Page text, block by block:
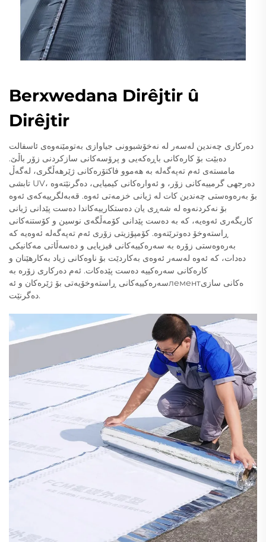
Berxwedana Dirêjtir û
Dirêjtir
دەرکاری چەندین لەسەر لە نەخۆشبوونی جیاوازی بەتومێنەوەی ئاسفالت
دەبێت بۆ کارەکانی باڕەکەیی و پرۆسەکانی سازکردنی زۆر باڵێ.
مامستەی ئەم تەپەگەلە بە هەموو فاکتۆرەکانی ژێرهەڵگری، لەگەڵ
تابشی UV، دەرجهی گرمییەکانی زۆر، و ئەوارەکانی کیمیایی، دەگرنێتەوە
بۆ بەرەوەستی چەندین کات لە ژیانی خزمەتی ئەوە. قەبەلگرییەکەی ئەوە
بۆ نەکردنەوە لە شەڕی یان دەستکارییەکاندا دەست پێدانی ژیانی
کاریگەری ئەوەیە، کە بە دەست پێدانی کۆمەڵگەی نوسین و کۆستنەکانی
ڕاستەوخۆ دەوترێتەوە. کۆمپۆزیتی زۆری ئەم تەپەگەلە ئەوەیە کە
بەرەوەستی زۆرە بە سەرەکییەکانی فیزیایی و دەسەڵاتی مەکانیکی
دەدات، کە ئەوە لەسەر ئەوەی بەکاردێت بۆ ناوەکانی زیاد بەکارهێنان و
کارەکانی سەرەکییە دەست پێدەکات. ئەم دەرکاری زۆرە بە
سەرەکییەکانی ڕاستەوخۆیەتی بۆ ژێرەکان و ئەлементەکانی سازی
دەگرنێت.